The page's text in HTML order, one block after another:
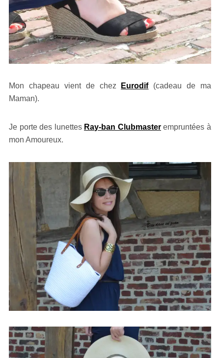
Mon chapeau vient de chez Eurodif(cadeau de ma
Maman).
Je porte des lunettes Ray-ban Clubmasterempruntées à
mon Amoureux.